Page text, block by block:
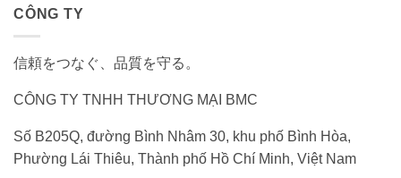
CÔNG TY
信頼をつなぐ、品質を守る。
CÔNG TY TNHH THƯƠNG MẠI BMC
Số B205Q, đường Bình Nhâm 30, khu phố Bình Hòa,
Phường Lái Thiêu, Thành phố Hồ Chí Minh, Việt Nam